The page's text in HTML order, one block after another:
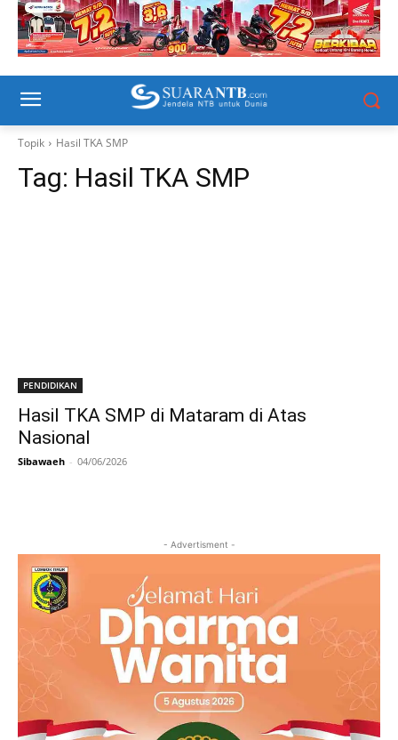
Topik Hasil TKA SMP
Tag: Hasil TKA SMP
PENDIDIKAN
Hasil TKA SMP di Mataram di Atas
Nasional
Sibawaeh - 04/06/2026
- Advertisment -